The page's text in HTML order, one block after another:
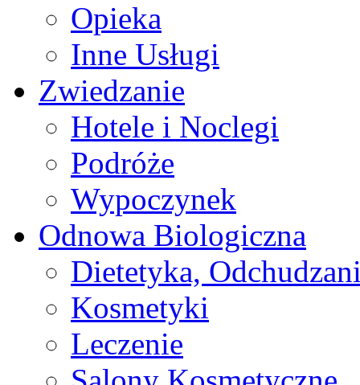
Opieka
Inne Usługi
Zwiedzanie
Hotele i Noclegi
Podróże
Wypoczynek
Odnowa Biologiczna
Dietetyka,
Kosmetyki
Leczenie